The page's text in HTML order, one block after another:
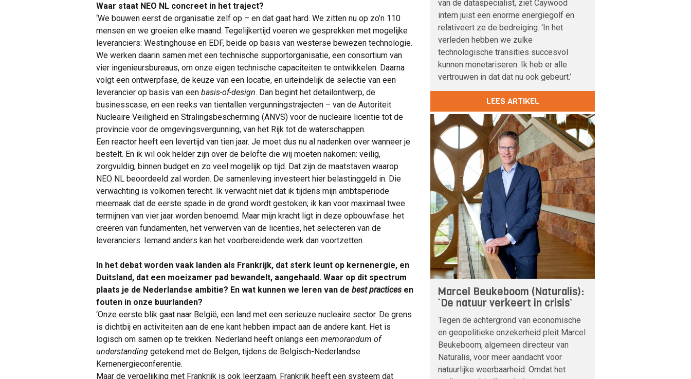
Waar staat NEO NL concreet in het traject?
‘We bouwen eerst de organisatie zelf op – en dat gaat hard. We zitten nu op zo’n 110
mensen en we groeien elke maand. Tegelijkertijd voeren we gesprekken met mogelijke
leveranciers: Westinghouse en EDF, beide op basis van westerse bewezen technologie.
We werken daarin samen met een technische supportorganisatie, een consortium van
vier ingenieursbureaus, om onze eigen technische capaciteiten te ontwikkelen. Daarna
volgt een ontwerpfase, de keuze van een locatie, en uiteindelijk de selectie van een
leverancier op basis van een basis-of-design. Dan begint het detailontwerp, de
businesscase, en een reeks van tientallen vergunningstrajecten – van de Autoriteit
Nucleaire Veiligheid en Stralingsbescherming (ANVS) voor de nucleaire licentie tot de
provincie voor de omgevingsvergunning, van het Rijk tot de waterschappen.
Een reactor heeft een levertijd van tien jaar. Je moet dus nu al nadenken over wanneer je
bestelt. En ik wil ook helder zijn over de belofte die wij moeten nakomen: veilig,
zorgvuldig, binnen budget en zo veel mogelijk op tijd. Dat zijn de maatstaven waarop
NEO NL beoordeeld zal worden. De samenleving investeert hier belastinggeld in. Die
verwachting is volkomen terecht. Ik verwacht niet dat ik tijdens mijn ambtsperiode
meemaak dat de eerste spade in de grond wordt gestoken; ik kan voor maximaal twee
termijnen van vier jaar worden benoemd. Maar mijn kracht ligt in deze opbouwfase: het
creëren van fundamenten, het verwerven van de licenties, het selecteren van de
leveranciers. Iemand anders kan het voorbereidende werk dan voortzetten.
In het debat worden vaak landen als Frankrijk, dat sterk leunt op kernenergie, en
Duitsland, dat een moeizamer pad bewandelt, aangehaald. Waar op dit spectrum
plaats je de Nederlandse ambitie? En wat kunnen we leren van de best practices en
fouten in onze buurlanden?
‘Onze eerste blik gaat naar België, een land met een serieuze nucleaire sector. De grens
is dichtbij en activiteiten aan de ene kant hebben impact aan de andere kant. Het is
logisch om samen op te trekken. Nederland heeft onlangs een memorandum of
understanding getekend met de Belgen, tijdens de Belgisch-Nederlandse
Kernenergieconferentie.
Maar de vergelijking met Frankrijk is ook leerzaam. Frankrijk heeft een systeem dat
van de dataspecialist, ziet Caywood
intern juist een enorme energiegolf en
relativeert ze de bedreiging. ‘In het
verleden hebben we zulke
technologische transities succesvol
kunnen monetariseren. Ik heb er alle
vertrouwen in dat dat nu ook gebeurt.’
LEES ARTIKEL
Marcel Beukeboom (Naturalis):
‘De natuur verkeert in crisis’
Tegen de achtergrond van economische
en geopolitieke onzekerheid pleit Marcel
Beukeboom, algemeen directeur van
Naturalis, voor meer aandacht voor
natuurlijke weerbaarheid. Omdat het